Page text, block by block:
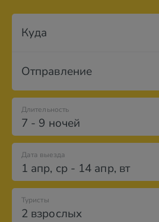
Куда
Отправление
7 - 9 ночей
Длительность
Дата выезда
1 апр, ср- 14 апр, вт
2 взрослых
Туристы